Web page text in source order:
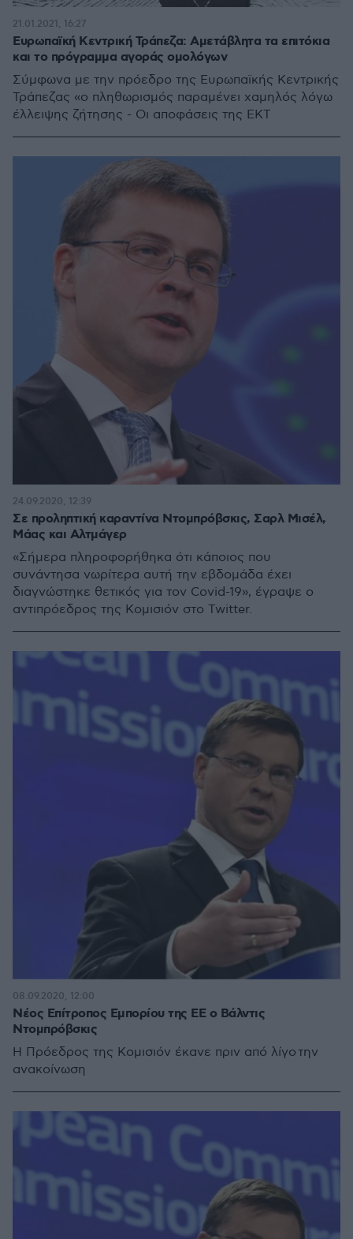
Ευρωπαϊκή Κεντρική Τράπεζα: Αμετάβλητα τα επιτόκια
και το πρόγραμμα αγοράς ομολόγων
Σύμφωνα με την πρόεδρο της Ευρωπαϊκής Κεντρικής
Τράπεζας «ο πληθωρισμός παραμένει χαμηλός λόγω
έλλειψης ζήτησης - Οι αποφάσεις της ΕΚΤ
21.01.2021, 16:27
Σε προληπτική καραντίνα Ντομπρόβσκις, Σαρλ Μισέλ,
Μάας και Αλτμάγερ
«Σήμερα πληροφορήθηκα ότι κάποιος που
συνάντησα νωρίτερα αυτή την εβδομάδα έχει
διαγνώστηκε θετικός για τον Covid-19», έγραψε ο
αντιπρόεδρος της Κομισιόν στο Twitter.
24.09.2020, 12:39
Νέος Επίτροπος Εμπορίου της ΕΕ ο Βάλντις
Ντομπρόβσκις
Η Πρόεδρος της Κομισιόν έκανε πριν από λίγο την
ανακοίνωση
08.09.2020, 12:00